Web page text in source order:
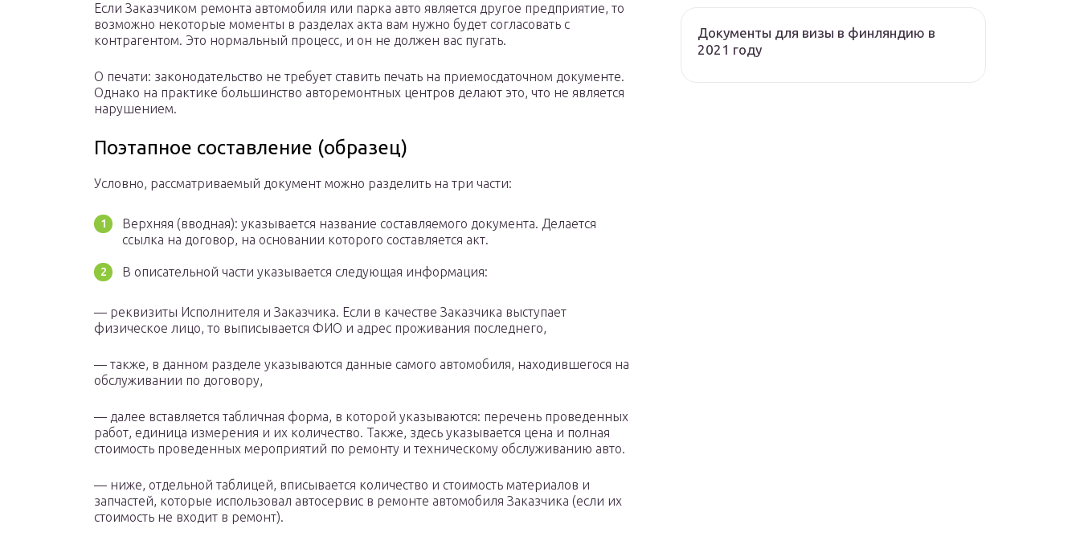
Если Заказчиком ремонта автомобиля или парка авто является другое предприятие, то
возможно некоторые моменты в разделах акта вам нужно будет согласовать с
контрагентом. Это нормальный процесс, и он не должен вас пугать.
О печати: законодательство не требует ставить печать на приемосдаточном документе.
Однако на практике большинство авторемонтных центров делают это, что не является
нарушением.
Поэтапное составление (образец)
Условно, рассматриваемый документ можно разделить на три части:
Верхняя (вводная): указывается название составляемого документа. Делается
ссылка на договор, на основании которого составляется акт.
В описательной части указывается следующая информация:
— реквизиты Исполнителя и Заказчика. Если в качестве Заказчика выступает
физическое лицо, то выписывается ФИО и адрес проживания последнего,
— также, в данном разделе указываются данные самого автомобиля, находившегося на
обслуживании по договору,
— далее вставляется табличная форма, в которой указываются: перечень проведенных
работ, единица измерения и их количество. Также, здесь указывается цена и полная
стоимость проведенных мероприятий по ремонту и техническому обслуживанию авто.
— ниже, отдельной таблицей, вписывается количество и стоимость материалов и
запчастей, которые использовал автосервис в ремонте автомобиля Заказчика (если их
стоимость не входит в ремонт).
Документы для визы в финляндию в
2021 году